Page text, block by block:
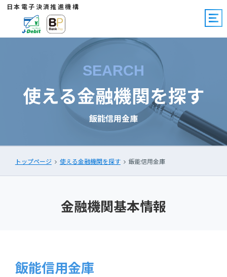
日本電子決済推進機構
SEARCH
使える金融機関を探す
飯能信用金庫
トップページ 使える金融機関を探す 飯能信用金庫
金融機関基本情報
飯能信用金庫